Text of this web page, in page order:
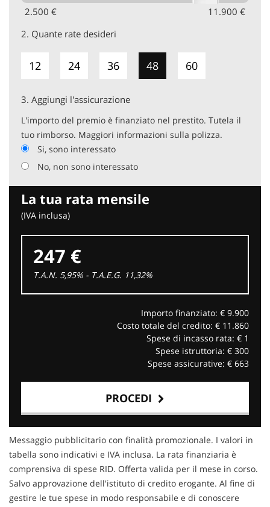
2.500 €
11.900 €
2. Quante rate desideri
12 24 36 48 60
3. Aggiungi l'assicurazione
L'importo del premio è finanziato nel prestito. Tutela il
tuo rimborso. Maggiori informazioni sulla polizza.
Si, sono interessato
No, non sono interessato
La tua rata mensile
(IVA inclusa)
247 €
T.A.N. 5,95% - T.A.E.G. 11,32%
Importo finanziato: € 9.900
Costo totale del credito: € 11.860
Spese di incasso rata: € 1
Spese istruttoria: € 300
Spese assicurative: € 663
PROCEDI
Contattaci
Messaggio pubblicitario con finalità promozionale. I valori in
tabella sono indicativi e IVA inclusa. La rata finanziaria è
comprensiva di spese RID. Offerta valida per il mese in corso.
Salvo approvazione dell'istituto di credito erogante. Al fine di
gestire le tue spese in modo responsabile e di conoscere